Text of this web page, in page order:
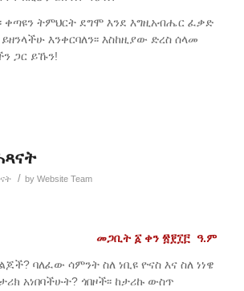
ቀጣዩን ትምህርት ደግሞ እንደ እግዚአብሔር ፈቃድ
እንቀርባለን፡፡ እስከዚያው ድረስ ሰላመ
ጋር ይኹን!
/ by Website Team
መጋቢት ፩ ቀን ፳፻፲፫ ዓ.ም
ባለፈው ሳምንት ስለ ነቢዩ ዮናስ እና ስለ ነነዌ
አነበባችሁት? ጎበዞች፡፡ ከታሪኩ ውስጥ